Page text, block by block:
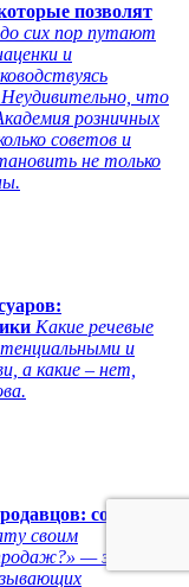
позволят
сих пор путают
и
что
розничных
советов и
не только
Какие речевые
и
а какие – нет,
советы
своим
— это